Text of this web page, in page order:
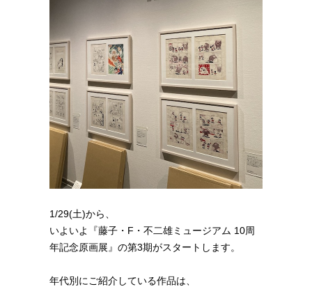
1/29(土)から、
いよいよ『藤子・F・不二雄ミュージアム 10周
年記念原画展』の第3期がスタートします。
年代別にご紹介している作品は、